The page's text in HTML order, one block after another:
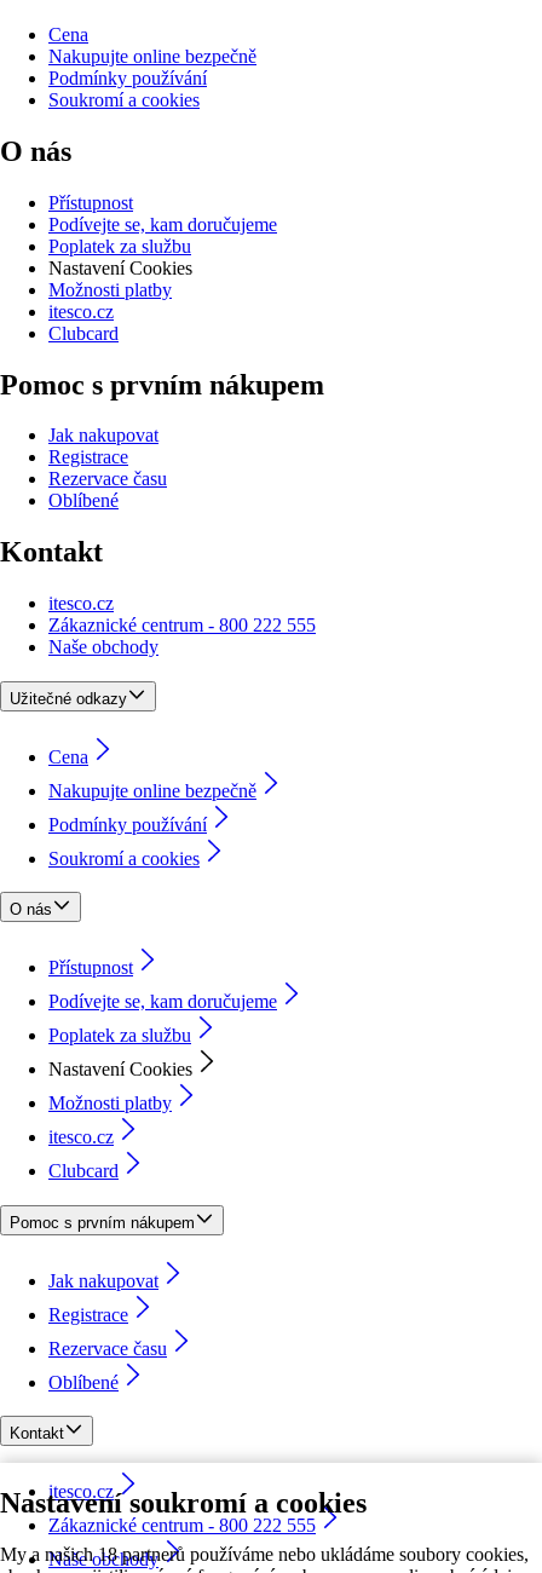
Nastavení soukromí a cookies
My a našich 18 partnerů používáme nebo ukládáme soubory cookies,
Cena
Nakupujte online bezpečně
Podmínky používání
Soukromí a cookies
O nás
Přístupnost
Podívejte se, kam doručujeme
Poplatek za službu
Nastavení Cookies
Možnosti platby
itesco.cz
Clubcard
Pomoc s prvním nákupem
Jak nakupovat
Registrace
Rezervace času
Oblíbené
Kontakt
itesco.cz
Zákaznické centrum - 800 222 555
Naše obchody
Užitečné odkazy
Cena
Nakupujte online bezpečně
Podmínky používání
Soukromí a cookies
O nás
Přístupnost
Podívejte se, kam doručujeme
Poplatek za službu
Nastavení Cookies
Možnosti platby
itesco.cz
Clubcard
Pomoc s prvním nákupem
Jak nakupovat
Registrace
Rezervace času
Oblíbené
Kontakt
itesco.cz
Zákaznické centrum - 800 222 555
Naše obchody